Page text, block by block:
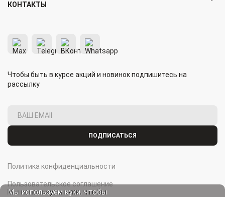
КОНТАКТЫ
Чтобы быть в курсе акций и новинок подпишитесь на
рассылку
ПОДПИСАТЬСЯ
Политика конфиденциальности
Пользовательское соглашение
Мы используем куки, чтобы